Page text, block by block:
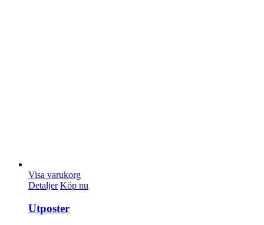
Visa varukorg
Detaljer Köp nu
Utposter